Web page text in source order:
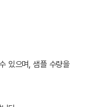
있으며, 샘플 수량을